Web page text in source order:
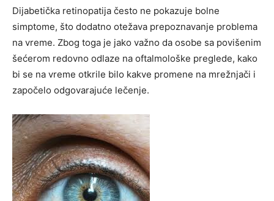
Dijabetička retinopatija često ne pokazuje bolne
simptome, što dodatno otežava prepoznavanje problema
na vreme. Zbog toga je jako važno da osobe sa povišenim
šećerom redovno odlaze na oftalmološke preglede, kako
bi se na vreme otkrile bilo kakve promene na mrežnjači i
započelo odgovarajuće lečenje.